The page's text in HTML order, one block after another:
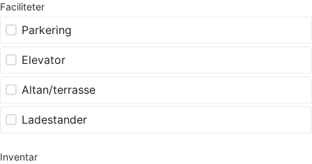
Faciliteter
Parkering
Elevator
Altan/terrasse
Ladestander
Inventar